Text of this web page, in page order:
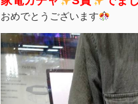
おめでとうございます